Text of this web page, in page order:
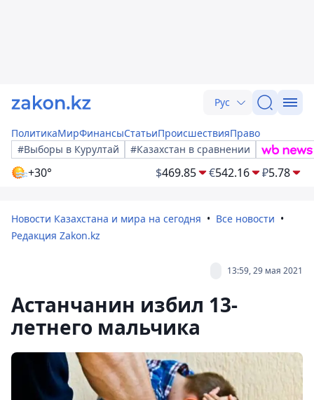
Рус
ПолитикаМирФинансыСтатьиПроисшествияПраво
#Выборы в Курултай
#Казахстан в сравнении
+30° $469.85 €542.16 ₽5.78
Новости Казахстана и мира на сегодня
Все новости
Редакция Zakon.kz
13:59, 29 мая 2021
Астанчанин избил 13-
летнего мальчика